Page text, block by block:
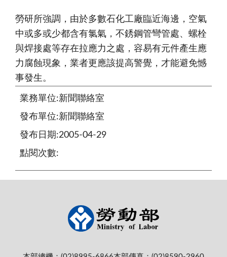
勞研所強調，由於多數石化工廠臨近海邊，空氣
中或多或少都含有氯氣，不銹鋼管彎管處、螺栓
與焊接處等存在拉應力之處，容易有元件產生應
力腐蝕現象，業者更應該提高警覺，才能避免憾
事發生。
業務單位:新聞聯絡室
發布單位:新聞聯絡室
發布日期:2005-04-29
點閱次數: